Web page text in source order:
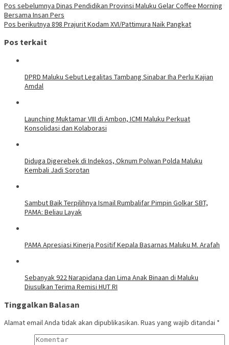
Pos sebelumnya Dinas Pendidikan Provinsi Maluku Gelar Coffee Morning
Bersama Insan Pers
Pos berikutnya 898 Prajurit Kodam XVI/Pattimura Naik Pangkat
Pos terkait
DPRD Maluku Sebut Legalitas Tambang Sinabar Iha Perlu Kajian
Amdal
Launching Muktamar VIII di Ambon, ICMI Maluku Perkuat
Konsolidasi dan Kolaborasi
Diduga Digerebek di Indekos, Oknum Polwan Polda Maluku
Kembali Jadi Sorotan
Sambut Baik Terpilihnya Ismail Rumbalifar Pimpin Golkar SBT,
PAMA: Beliau Layak
PAMA Apresiasi Kinerja Positif Kepala Basarnas Maluku M. Arafah
Sebanyak 922 Narapidana dan Lima Anak Binaan di Maluku
Diusulkan Terima Remisi HUT RI
Tinggalkan Balasan
Alamat email Anda tidak akan dipublikasikan. Ruas yang wajib ditandai *